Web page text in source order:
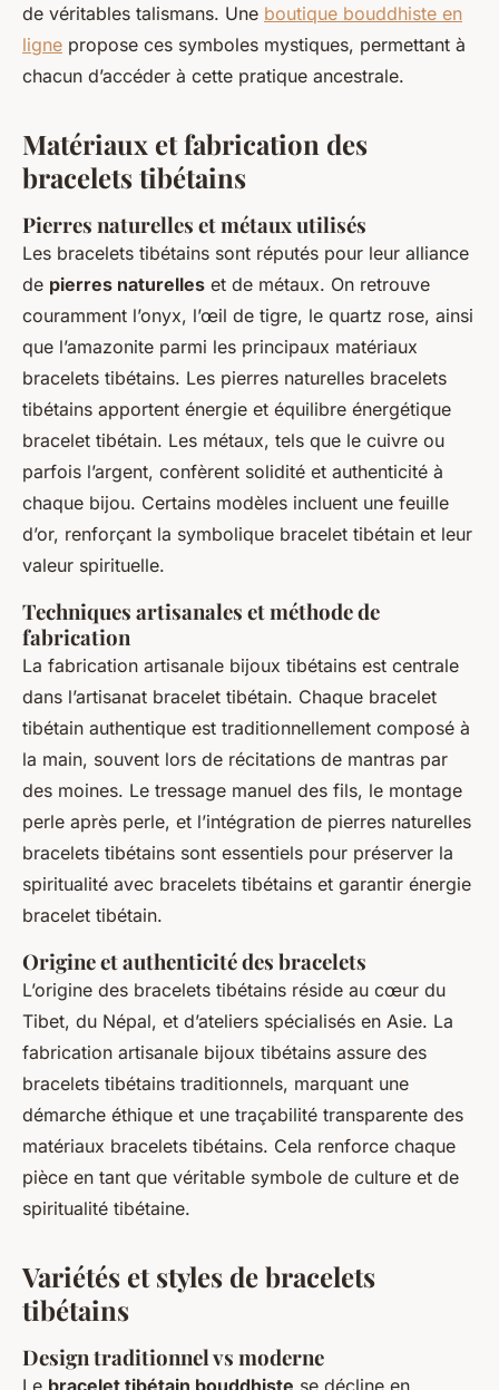
de véritables talismans. Une boutique bouddhiste en
ligne propose ces symboles mystiques, permettant à
chacun d’accéder à cette pratique ancestrale.
Matériaux et fabrication des
bracelets tibétains
Pierres naturelles et métaux utilisés
Les bracelets tibétains sont réputés pour leur alliance
de pierres naturelles et de métaux. On retrouve
couramment l’onyx, l’œil de tigre, le quartz rose, ainsi
que l’amazonite parmi les principaux matériaux
bracelets tibétains. Les pierres naturelles bracelets
tibétains apportent énergie et équilibre énergétique
bracelet tibétain. Les métaux, tels que le cuivre ou
parfois l’argent, confèrent solidité et authenticité à
chaque bijou. Certains modèles incluent une feuille
d’or, renforçant la symbolique bracelet tibétain et leur
valeur spirituelle.
Techniques artisanales et méthode de
fabrication
La fabrication artisanale bijoux tibétains est centrale
dans l’artisanat bracelet tibétain. Chaque bracelet
tibétain authentique est traditionnellement composé à
la main, souvent lors de récitations de mantras par
des moines. Le tressage manuel des fils, le montage
perle après perle, et l’intégration de pierres naturelles
bracelets tibétains sont essentiels pour préserver la
spiritualité avec bracelets tibétains et garantir énergie
bracelet tibétain.
Origine et authenticité des bracelets
L’origine des bracelets tibétains réside au cœur du
Tibet, du Népal, et d’ateliers spécialisés en Asie. La
fabrication artisanale bijoux tibétains assure des
bracelets tibétains traditionnels, marquant une
démarche éthique et une traçabilité transparente des
matériaux bracelets tibétains. Cela renforce chaque
pièce en tant que véritable symbole de culture et de
spiritualité tibétaine.
Variétés et styles de bracelets
tibétains
Design traditionnel vs moderne
Le bracelet tibétain bouddhiste se décline en